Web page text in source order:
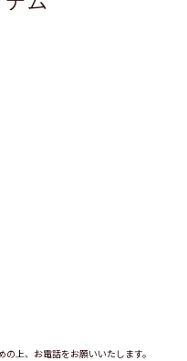
上、お電話をお願いいたします。